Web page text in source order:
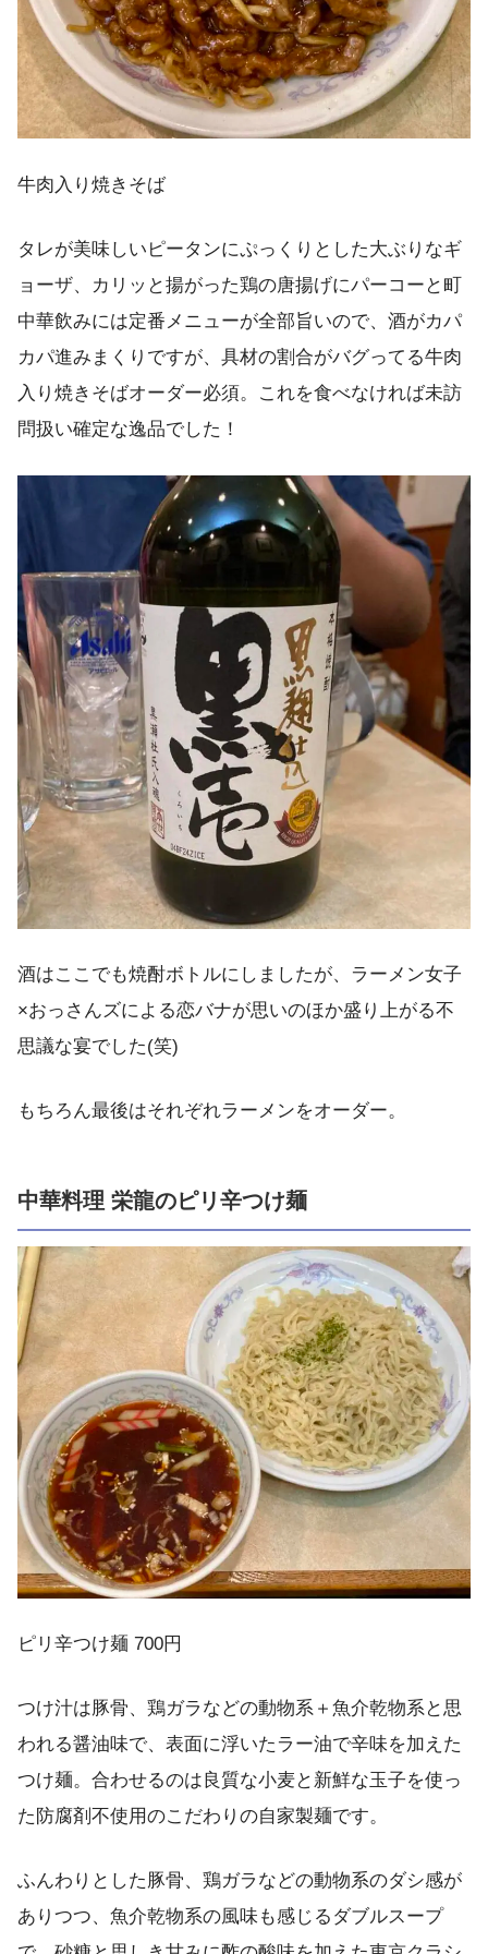
牛肉入り焼きそば
タレが美味しいピータンにぷっくりとした大ぶりなギ
ョーザ、カリッと揚がった鶏の唐揚げにパーコーと町
中華飲みには定番メニューが全部旨いので、酒がカパ
カパ進みまくりですが、具材の割合がバグってる牛肉
入り焼きそばオーダー必須。これを食べなければ未訪
問扱い確定な逸品でした！
酒はここでも焼酎ボトルにしましたが、ラーメン女子
×おっさんズによる恋バナが思いのほか盛り上がる不
思議な宴でした(笑)
もちろん最後はそれぞれラーメンをオーダー。
中華料理 栄龍のピリ辛つけ麺
ピリ辛つけ麺 700円
つけ汁は豚骨、鶏ガラなどの動物系＋魚介乾物系と思
われる醤油味で、表面に浮いたラー油で辛味を加えた
つけ麺。合わせるのは良質な小麦と新鮮な玉子を使っ
た防腐剤不使用のこだわりの自家製麺です。
ふんわりとした豚骨、鶏ガラなどの動物系のダシ感が
ありつつ、魚介乾物系の風味も感じるダブルスープ